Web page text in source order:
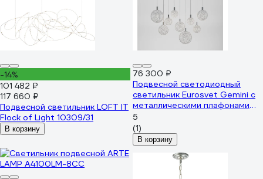
-14%
101 482 ₽
117 660 ₽
Подвесной светильник LOFT IT
Flock of Light 10309/31
В корзину
76 300 ₽
Подвесной светодиодный
светильник Eurosvet Gemini с
металлическими плафонами
90353/9 хром a069039
5
(1)
В корзину